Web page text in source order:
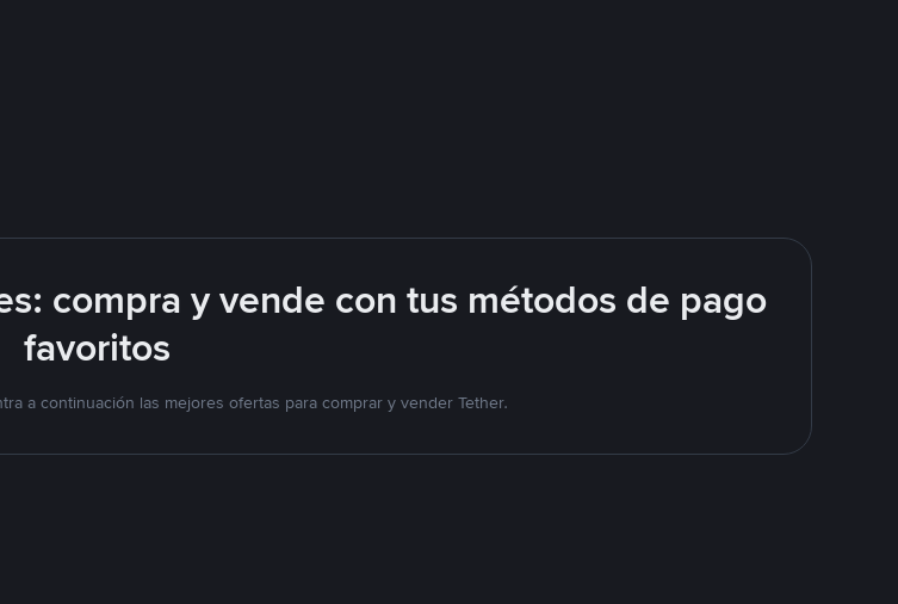
compra y vende con tus métodos de pago
favoritos
a continuación las mejores ofertas para comprar y vender Tether.